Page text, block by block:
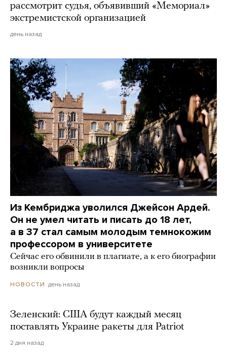
рассмотрит судья, объявивший «Мемориал»
экстремистской организацией
день назад
Из Кембриджа уволился Джейсон Ардей.
Он не умел читать и писать до 18 лет,
а в 37 стал самым молодым темнокожим
профессором в университете
Сейчас его обвинили в плагиате, а к его биографии
возникли вопросы
НОВОСТИ день назад
Зеленский: США будут каждый месяц
поставлять Украине ракеты для Patriot
2 дня назад